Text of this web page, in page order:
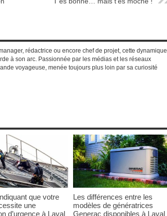
rédactrice ou encore chef de projet, cette dynamique
à son arc. Passionnée par les médias et les réseaux
voyageuse, menée toujours plus loin par sa curiosité
que votre
une
d’urgence à Laval
Les différences entre les
modèles de génératrices
Generac disponibles à Laval